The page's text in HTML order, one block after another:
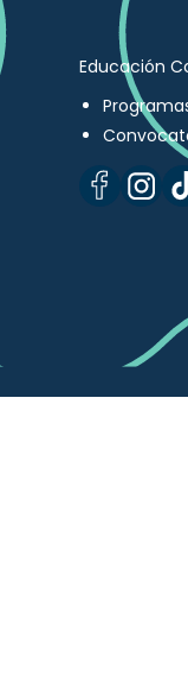
Educación